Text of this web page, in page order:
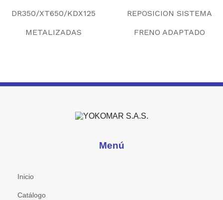
DR350/XT650/KDX125
METALIZADAS
REPOSICION SISTEMA
FRENO ADAPTADO
Menú
Inicio
Catálogo